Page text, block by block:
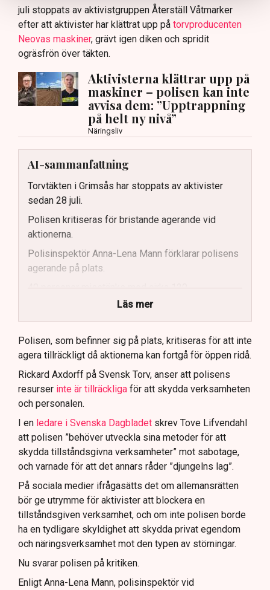
juli stoppats av aktivistgruppen Återställ Våtmarker
efter att aktivister har klättrat upp på torvproducenten
Neovas maskiner, grävt igen diken och spridit
ogräsfrön över täkten.
Aktivisterna klättrar upp på
maskiner – polisen kan inte
avvisa dem: ”Upptrappning
på helt ny nivå”
Näringsliv
AI-sammanfattning
Torvtäkten i Grimsås har stoppats av aktivister
sedan 28 juli.
Polisen kritiseras för bristande agerande vid
aktionerna.
Polisinspektör Anna-Lena Mann förklarar polisens
agerande på plats.
40 personer misstänks med cirka 120
brottsmisstankar kopplade.
Polisen använder drönare och uniformerad polis
för att dokumentera bevis.
Samtidigt är polisarbetet komplext när det gäller
att navigera juridiska rättigheter och gränser.
Läs mer
Polisen, som befinner sig på plats, kritiseras för att inte
agera tillräckligt då aktionerna kan fortgå för öppen ridå.
Rickard Axdorff på Svensk Torv, anser att polisens
resurser inte är tillräckliga för att skydda verksamheten
och personalen.
I en ledare i Svenska Dagbladet skrev Tove Lifvendahl
att polisen ”behöver utveckla sina metoder för att
skydda tillståndsgivna verksamheter” mot sabotage,
och varnade för att det annars råder ”djungelns lag”.
På sociala medier ifrågasätts det om allemansrätten
bör ge utrymme för aktivister att blockera en
tillståndsgiven verksamhet, och om inte polisen borde
ha en tydligare skyldighet att skydda privat egendom
och näringsverksamhet mot den typen av störningar.
Nu svarar polisen på kritiken.
Enligt Anna-Lena Mann, polisinspektör vid